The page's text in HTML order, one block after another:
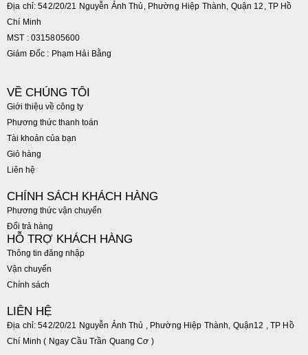
Địa chỉ: 542/20/21 Nguyễn Ảnh Thủ, Phường Hiệp Thành, Quận 12, TP Hồ
Chí Minh
MST : 0315805600
Giám Đốc : Phạm Hải Bằng
VỀ CHÚNG TÔI
Giới thiệu về công ty
Phương thức thanh toán
Tài khoản của bạn
Giỏ hàng
Liên hệ
CHÍNH SÁCH KHÁCH HÀNG
Phương thức vận chuyển
Đổi trả hàng
HỖ TRỢ KHÁCH HÀNG
Thông tin đăng nhập
Vận chuyển
Chính sách
LIÊN HỆ
Địa chỉ: 542/20/21 Nguyễn Ảnh Thủ , Phường Hiệp Thành, Quận12 , TP Hồ
Chí Minh ( Ngay Cầu Trần Quang Cơ )